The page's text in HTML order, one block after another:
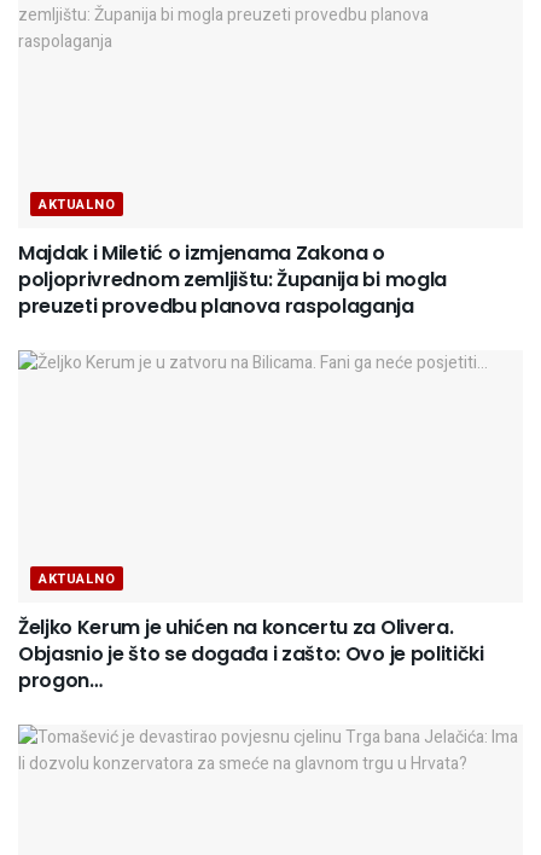
AKTUALNO
Majdak i Miletić o izmjenama Zakona o
poljoprivrednom zemljištu: Županija bi mogla
preuzeti provedbu planova raspolaganja
AKTUALNO
Željko Kerum je uhićen na koncertu za Olivera.
Objasnio je što se događa i zašto: Ovo je politički
progon…